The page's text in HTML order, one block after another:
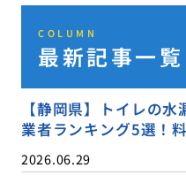
COLUMN
最新記事一覧
【静岡県】トイレの
業者ランキング5選！
2026.06.29